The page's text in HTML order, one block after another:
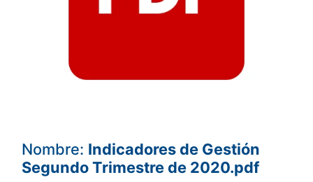
Nombre: Indicadores de Gestión
Segundo Trimestre de 2020.pdf